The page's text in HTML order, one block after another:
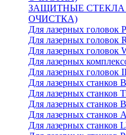
ЗАЩИТНЫЕ СТЕКЛА
ОЧИСТКА)
Для лазерных головок
Для лазерных головок
Для лазерных головок
Для лазерных
Для лазерных головок
Для лазерных станков
Для лазерных станков
Для лазерных станков
Для лазерных станков
Для лазерных станков